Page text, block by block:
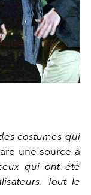
costumes qui
une source à
qui ont été
Tout le